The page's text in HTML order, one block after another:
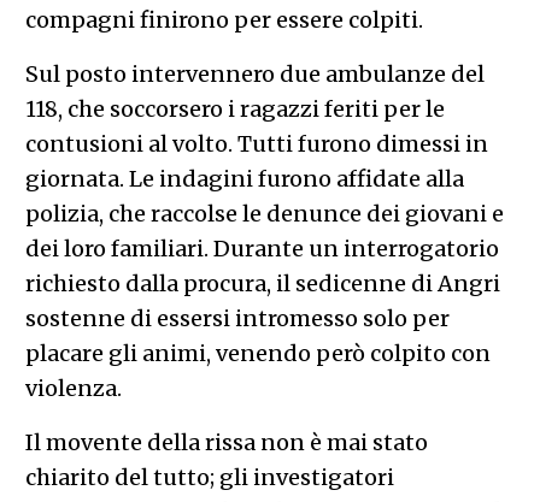
compagni finirono per essere colpiti.
Sul posto intervennero due ambulanze del
118, che soccorsero i ragazzi feriti per le
contusioni al volto. Tutti furono dimessi in
giornata. Le indagini furono affidate alla
polizia, che raccolse le denunce dei giovani e
dei loro familiari. Durante un interrogatorio
richiesto dalla procura, il sedicenne di Angri
sostenne di essersi intromesso solo per
placare gli animi, venendo però colpito con
violenza.
Il movente della rissa non è mai stato
chiarito del tutto; gli investigatori